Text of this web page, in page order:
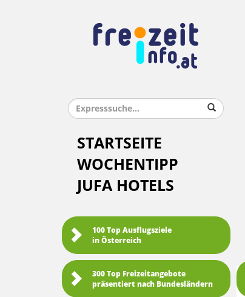
STARTSEITE
WOCHENTIPP
JUFA HOTELS
100 Top Ausflugsziele
in Österreich
300 Top Freizeitangebote
präsentiert nach Bundesländern